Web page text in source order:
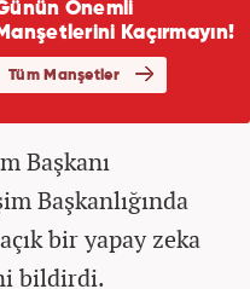
Başkanı
Başkanlığında
bir yapay zeka
bildirdi.